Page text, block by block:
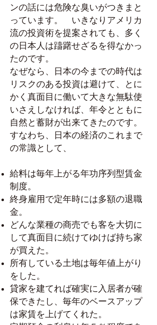
ンの話には危険な臭いがつきまと
っています。 いきなりアメリカ
流の投資術を提案されても、多く
の日本人は躊躇せざるを得なかっ
たのです。
なぜなら、日本の今までの時代は
リスクのある投資は避けて、とに
かく真面目に働いて大きな無駄使
いさえしなければ、年令とともに
自然と蓄財が出来てきたのです。
すなわち、日本の経済のこれまで
の常識として、
給料は毎年上がる年功序列型賃金
制度。
終身雇用で定年時には多額の退職
金。
どんな業種の商売でも客を大切に
して真面目に続けてゆけば持ち家
が買えた。
所有している土地は毎年値上がり
をした。
貸家を建てれば確実に入居者が確
保できたし、毎年のベースアップ
は家賃を上げてくれた。